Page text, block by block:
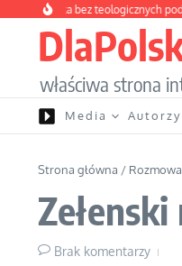
Przejdź do treścibez teologicznych
właściwa strona
Media Autorzy
Strona główna / Rozmowa
Zełenski
Brak komentarzy